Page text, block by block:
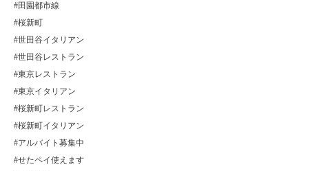
#田園都市線
#桜新町
#世田谷イタリアン
#世田谷レストラン
#東京レストラン
#東京イタリアン
#桜新町レストラン
#桜新町イタリアン
#アルバイト募集中
#せたペイ使えます